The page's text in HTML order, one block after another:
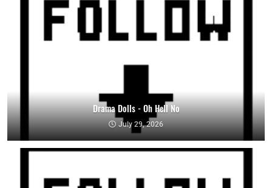
Drama Dolls - Oh Hell No
July 29, 2026